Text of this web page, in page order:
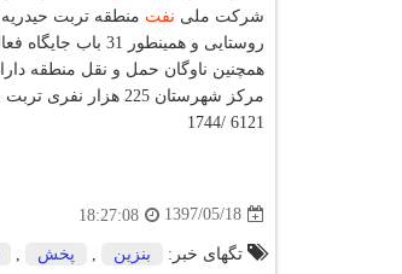
شركت ملی نفت
روستایی و همینطور 31 باب جایگاه فعال عرضه
همچنین ناوگان حمل و نقل منطقه دارای
مركز شهرستان 225 هزار نفری تربت حیدریه در 150 كیلومتری جنوب مشهد واقع است.
6121 /1744
1397/05/18
18:27:08
تگهای خبر: بنزین پخش